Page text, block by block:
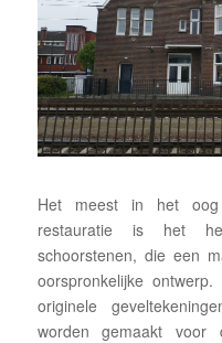
Het meest in het oog
restauratie is het
schoorstenen, die een
oorspronkelijke
originele
worden gemaakt voor